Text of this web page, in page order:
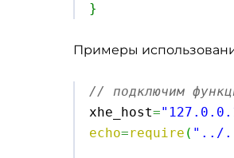
}
Примеры
// подключим
xhe_host=
echo=require ( "../